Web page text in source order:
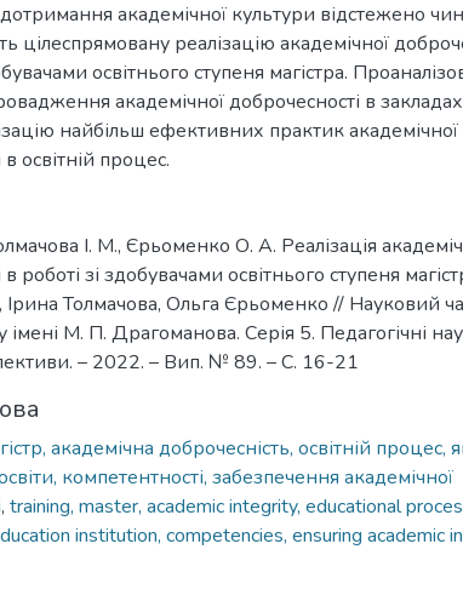
академічної культури відстежено
реалізацію академічної
освітнього ступеня магістра.
академічної доброчесності в
найбільш ефективних практик академічної
освітній процес.
І. М., Єрьоменко О. А. Реалізація
роботі зі здобувачами освітнього ступеня
Ірина Толмачова, Ольга Єрьоменко // Науковий
імені М. П. Драгоманова. Серія 5. Педагогічні
– 2022. – Вип. № 89. – С. 16-21
академічна доброчесність, освітній процес,
компетентності, забезпечення академічної
, training, master, academic integrity, educational
institution, competencies, ensuring academic